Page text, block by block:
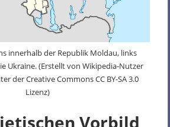
innerhalb der Republik Moldau, links
Ukraine. (Erstellt von Wikipedia-Nutzer
der Creative Commons CC BY-SA 3.0
Lizenz)
Vorbild